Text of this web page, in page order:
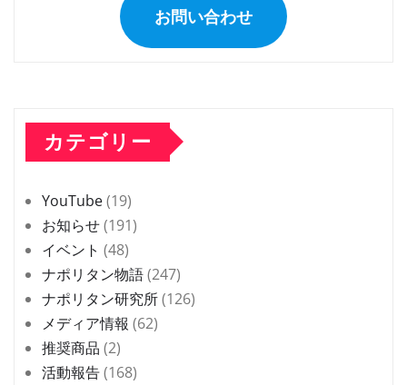
お問い合わせ
カテゴリー
YouTube(19)
お知らせ(191)
イベント (48)
ナポリタン物語(247)
ナポリタン研究所(126)
メディア情報 (62)
推奨商品 (2)
活動報告(168)